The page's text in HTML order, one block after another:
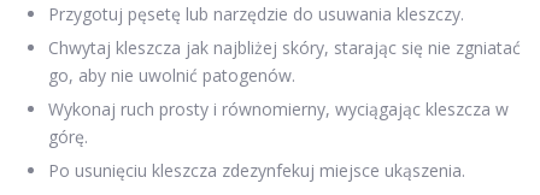
Przygotuj pęsetę lub narzędzie do usuwania kleszczy.
Chwytaj kleszcza jak najbliżej skóry, starając się nie zgniatać
go, aby nie uwolnić patogenów.
Wykonaj ruch prosty i równomierny, wyciągając kleszcza w
górę.
Po usunięciu kleszcza zdezynfekuj miejsce ukąszenia.